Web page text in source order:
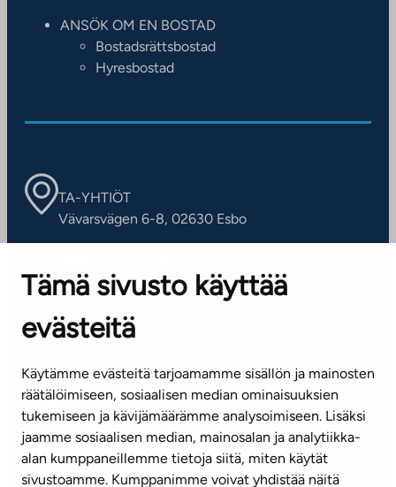
Tämä sivusto käyttää
evästeitä
Käytämme evästeitä tarjoamamme sisällön ja mainosten
räätälöimiseen, sosiaalisen median ominaisuuksien
tukemiseen ja kävijämäärämme analysoimiseen. Lisäksi
jaamme sosiaalisen median, mainosalan ja analytiikka-
alan kumppaneillemme tietoja siitä, miten käytät
sivustoamme. Kumppanimme voivat yhdistää näitä
ANSÖK OM EN BOSTAD
Bostadsrättsbostad
Hyresbostad
TA-YHTIÖT
Vävarsvägen 6-8, 02630 Esbo
Kontaktinformation
KUNDSERVICE
(vardagar kl. 8–16)
info@ta.fi